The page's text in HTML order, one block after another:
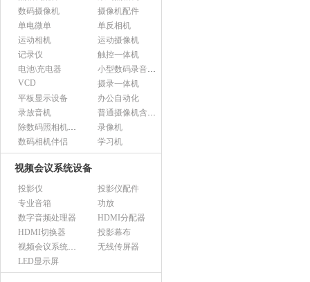
数码摄像机
摄像机配件
单电微单
单反相机
运动相机
运动摄像机
记录仪
触控一体机
电池\充电器
小型数码录音设备
VCD
摄录一体机
平板显示设备
办公自动化
录放音机
普通摄像机含附件
除数码照相机以外的照相机及器材
录像机
数码相机伴侣
学习机
视频会议系统设备
投影仪
投影仪配件
专业音箱
功放
数字音频处理器
HDMI分配器
HDMI切换器
投影幕布
视频会议系统设备（市采）
无线传屏器
LED显示屏